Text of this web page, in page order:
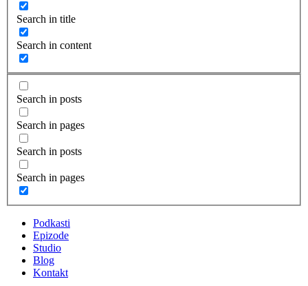
Search in title
Search in content
Search in posts
Search in pages
Search in posts
Search in pages
Podkasti
Epizode
Studio
Blog
Kontakt